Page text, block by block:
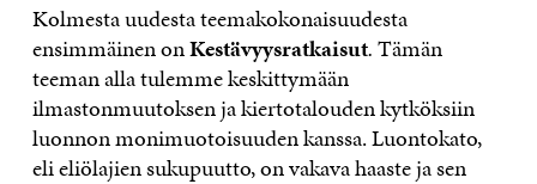
Kolmesta uudesta teemakokonaisuudesta
ensimmäinen onKestävyysratkaisut.Tämän
teeman alla tulemme keskittymään
ilmastonmuutoksen ja kiertotalouden kytköksiin
luonnon monimuotoisuuden kanssa. Luontokato,
eli eliölajien sukupuutto, on vakava haaste ja sen